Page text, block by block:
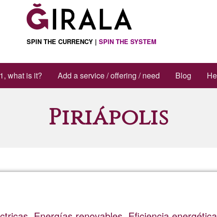
SPIN THE CURRENCY | SPIN THE SYSTEM
what is it? Add a service / offering / need Blog
Piriápolis